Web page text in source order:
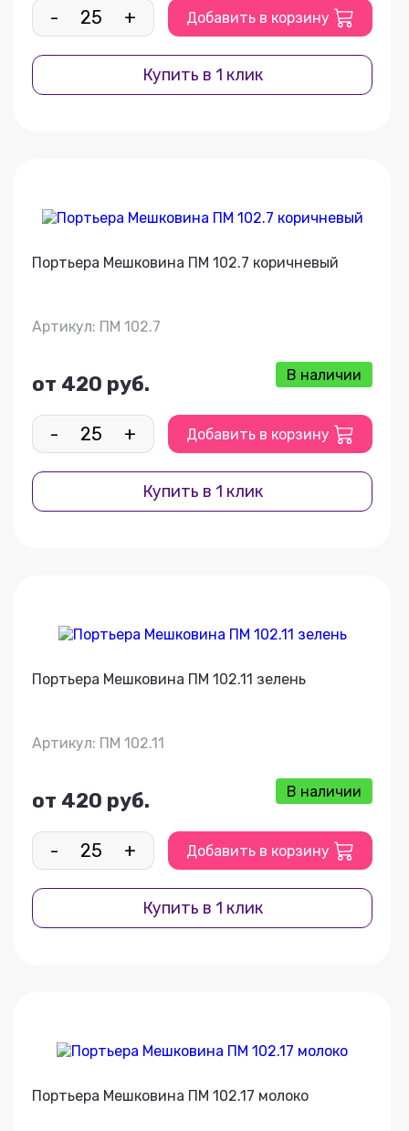
- + Добавить в корзину
Купить в 1 клик
Портьера Мешковина ПМ 102.7 коричневый
Артикул: ПМ 102.7
от 420 руб. В наличии
- + Добавить в корзину
Купить в 1 клик
Портьера Мешковина ПМ 102.11 зелень
Артикул: ПМ 102.11
от 420 руб. В наличии
- + Добавить в корзину
Купить в 1 клик
Портьера Мешковина ПМ 102.17 молоко